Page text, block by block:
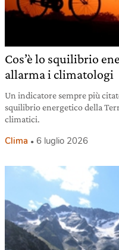
Cos’è lo squilibrio
allarma i climatologi
Un indicatore sempre più
squilibrio energetico della
climatici.
Clima 6 luglio 2026